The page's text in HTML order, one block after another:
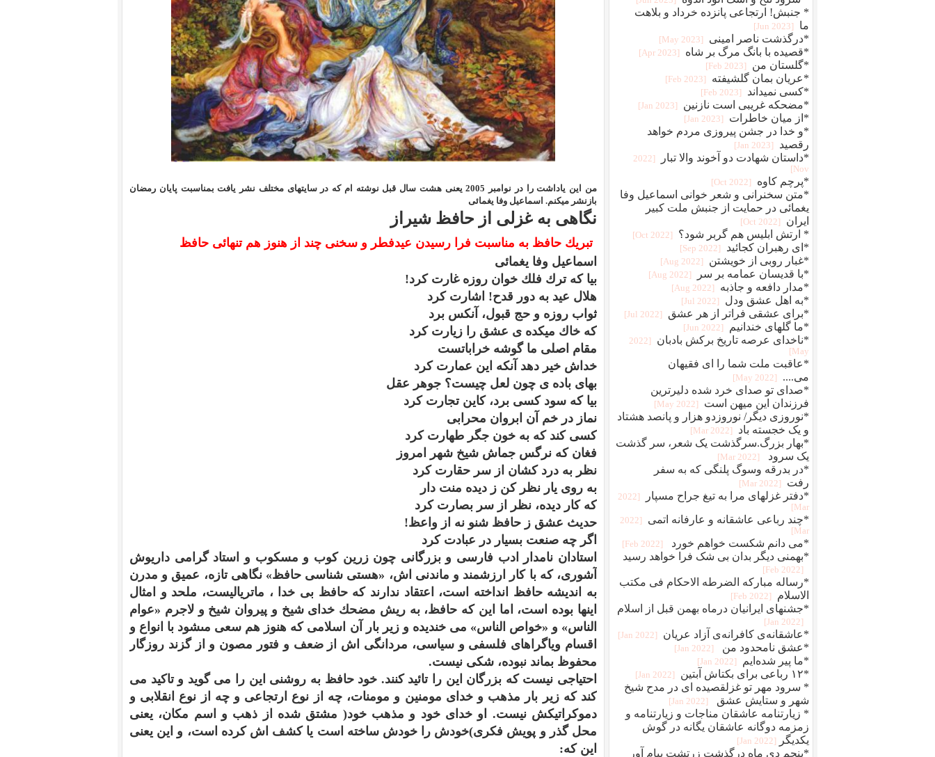
من این یاداشت را در نوامبر 2005 یعنی هشت سال قبل نوشته ام که در سایتهای مختلف نشر یافت بمناسبت پایان رمضان
بازنشر میکنم. اسماعیل وفا یغمائی
نگاهى به غزلى از حافظ شيراز
تبريك حافظ به مناسبت فرا رسيدن عيدفطر و سخنى چند از هنوز هم تنهائى حافظ
اسماعيل وفا يغمائى
بيا كه ترك فلك خوان روزه غارت كرد!
هلال عيد به دور قدح! اشارت كرد
ثواب روزه و حج قبول، آنكس برد
كه خاك ميكده ى عشق را زيارت كرد
مقام اصلى ما گوشه خراباتست
خداش خير دهد آنكه اين عمارت كرد
بهاى باده ى چون لعل چيست؟ جوهر عقل
بيا كه سود كسى برد، كاين تجارت كرد
نماز در خم آن ابروان محرابى
كسى كند كه به خون جگر طهارت كرد
فغان كه نرگس جماش شيخ شهر امروز
نظر به درد كشان از سر حقارت كرد
به روى يار نظر كن ز ديده منت دار
كه كار ديده، نظر از سر بصارت كرد
حديث عشق ز حافظ شنو نه از واعظ!
اگر چه صنعت بسيار در عبادت كرد
استادان نامدار ادب فارسى و بزرگانى چون زرين كوب و مسكوب و استاد گرامى داريوش
آشورى، كه با كار ارزشمند و ماندنى اش، «هستى شناسى حافظ» نگاهى تازه، عميق و مدرن
به انديشه حافظ انداخته است، اعتقاد ندارند كه حافظ بى خدا ، ماترياليست، ملحد و امثال
اينها بوده است، اما اين كه حافظ، به ريش مضحك خداى شيخ و پيروان شيخ و لاجرم «عوام
الناس» و «خواص الناس» مى خنديده و زير بار آن اسلامى كه هنوز هم سعى مىشود با انواع و
اقسام وياگراهاى فلسفى و سياسى، مردانگى اش از ضعف و فتور مصون و از گزند روزگار
محفوظ بماند نبوده، شكى نيست.
احتياجى نيست كه بزرگان اين را تائيد كنند. خود حافظ به روشنى اين را مى گويد و تاكيد مى
كند كه زير بار مذهب و خداى مومنين و مومنات، چه از نوع ارتجاعى و چه از نوع انقلابى و
دموكراتيكش نيست. او خداى خود و مذهب خود( مشتق شده از ذهب و اسم مكان، يعنى
محل گذر و پويش فكرى)خودش را خودش ساخته است يا كشف اش كرده است، و اين يعنى
اين كه:
* جنبش! ارتجاعی پانزده خرداد و بلاهت
ما
[2023 Jun]
*درگذشت ناصر امینی [2023 May]
*قصیده با بانگ مرگ بر شاه [2023 Apr]
*گلستان من [2023 Feb]
*عریان بمان گلشیفته [2023 Feb]
*کسی نمیداند [2023 Feb]
*مضحکه غریبی است نازنین [2023 Jan]
*از میان خاطرات [2023 Jan]
*و خدا در جشن پیروزی مردم خواهد
رقصید
[2023 Jan]
*داستان شهادت دو آخوند والا تبار
[2022
Nov]
*پرچم کاوه [2022 Oct]
*متن سخنرانی و شعر خوانی اسماعیل وفا
یغمائی در حمایت از جنبش ملت کبیر
ایران
[2022 Oct]
* ارتش ابلیس هم گربر شود؟ [2022 Oct]
*ای رهبران کجائید [2022 Sep]
*غبار روبی از خویشتن [2022 Aug]
*با قدیسان عمامه بر سر [2022 Aug]
*مدار دافعه و جاذبه [2022 Aug]
*به اهل عشق ودل [2022 Jul]
*برای عشقی فراتر از هر عشق [2022 Jul]
*ما گلهای خندانیم [2022 Jun]
*ناخدای عرصه تاریخ برکش بادبان
[2022
May]
*عاقبت ملت شما را ای فقیهان
می....
[2022 May]
*صدای تو صدای خرد شده دلیرترین
فرزندان این میهن است
[2022 May]
*نوروزی دیگر/ نوروزدو هزار و پانصد هشتاد
و یک خجسته باد
[2022 Mar]
*بهار بزرگ.سرگذشت یک شعر، سر گذشت
یک سرود
[2022 Mar]
*در بدرقه وسوگ پلنگی که به سفر
رفت
[2022 Mar]
*دفتر غزلهای مرا به تیغ جراح مسپار
[2022
Mar]
*چند رباعی عاشقانه و عارفانه اتمی
[2022
Mar]
*می دانم شکست خواهم خورد [2022 Feb]
*بهمنی دیگر بدان بی شک فرا خواهد رسید
[2022 Feb]
*رساله مبارکه الضرطه الاحکام فی مکتب
الاسلام
[2022 Feb]
*جشنهای ایرانیان درماه بهمن قبل از اسلام
[2022 Jan]
*عاشقانه‌ی کافرانه‌ی آزاد عریان [2022 Jan]
*عشق نامحدود من [2022 Jan]
*ما پیر شده‌ایم [2022 Jan]
*۱۲ رباعی برای بکتاش آبتین [2022 Jan]
* سرود مهر تو غزلقصیده ای در مدح شیخ
شهر و ستایش عشق
[2022 Jan]
* زیارتنامه عاشقان مناجات و زیارتنامه و
زمزمه دوگانه عاشقان یگانه در گوش
یکدیگر
[2022 Jan]
*پنجم دی ماه درگذشت زرتشت پیام آور